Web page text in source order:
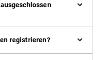
registrieren?